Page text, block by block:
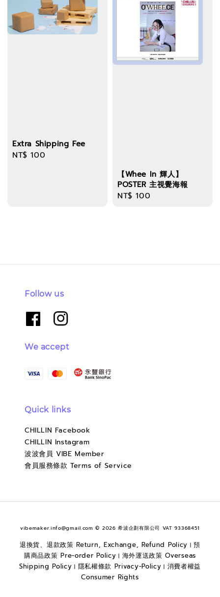
Extra Shipping Fee
Regular
NT$ 100
【Whee In 輝人】
POSTER 主視覺海報
Regular
NT$ 100
Follow us
We accept
Quick links
CHILLIN Facebook
CHILLIN Instagram
波波會員 VIBE Member
會員服務條款 Terms of Service
vibemaker.info@gmail.com © 2026 希波企劃有限公司 VAT 93368451
退換貨、退款政策 Return, Exchange, Refund Policy |預
購商品政策 Pre-order Policy | 海外運送政策 Overseas
Shipping Policy | 隱私權條款 Privacy-Policy | 消費者權益
Consumer Rights